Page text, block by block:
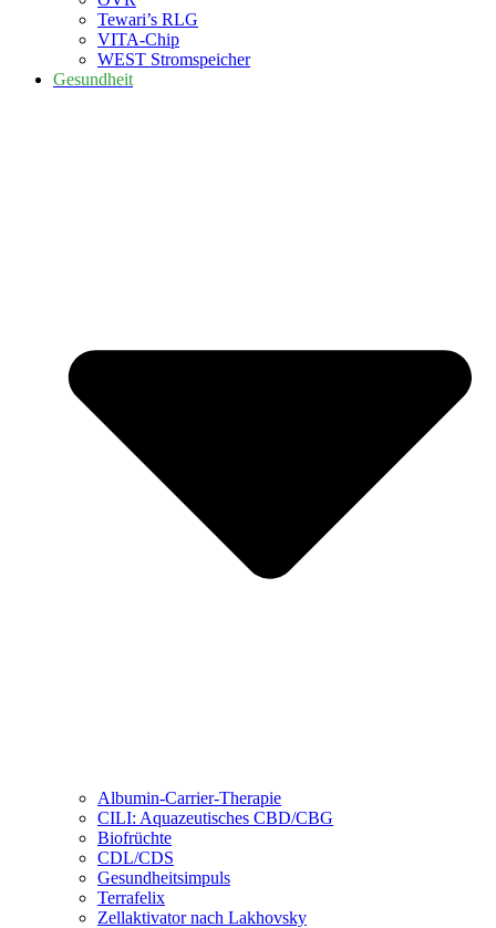
Tewari’s RLG
VITA-Chip
WEST Stromspeicher
Gesundheit
Albumin-Carrier-Therapie
CILI: Aquazeutisches CBD/CBG
Biofrüchte
CDL/CDS
Gesundheitsimpuls
Terrafelix
Zellaktivator nach Lakhovsky